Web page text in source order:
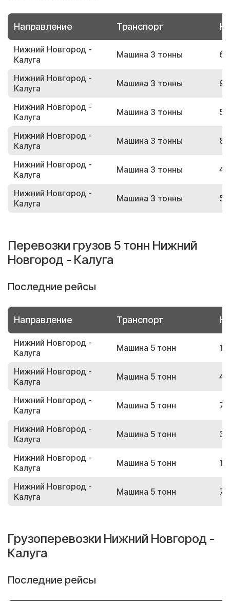
Направление Транспорт
Нижний Новгород -
Калуга
Машина 3 тонны
Нижний Новгород -
Калуга
Машина 3 тонны
Нижний Новгород -
Калуга
Машина 3 тонны
Нижний Новгород -
Калуга
Машина 3 тонны
Нижний Новгород -
Калуга
Машина 3 тонны
Нижний Новгород -
Калуга
Машина 3 тонны
Перевозки грузов 5 тонн Нижний
Новгород - Калуга
Последние рейсы
Направление Транспорт
Нижний Новгород -
Калуга
Машина 5 тонн
Нижний Новгород -
Калуга
Машина 5 тонн
Нижний Новгород -
Калуга
Машина 5 тонн
Нижний Новгород -
Калуга
Машина 5 тонн
Нижний Новгород -
Калуга
Машина 5 тонн
Нижний Новгород -
Калуга
Машина 5 тонн
Грузоперевозки Нижний Новгород -
Калуга
Последние рейсы